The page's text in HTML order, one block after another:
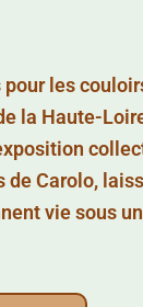
les
la Haute-
Carolo,
vie sous